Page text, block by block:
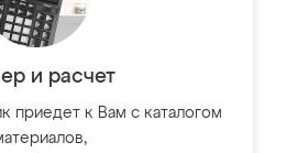
и расчет
приедет к Вам с каталогом